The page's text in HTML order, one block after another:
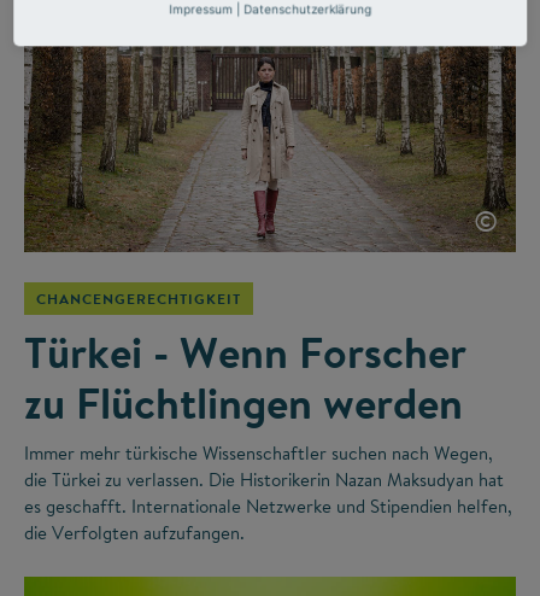
©
CHANCENGERECHTIGKEIT
Türkei - Wenn Forscher
zu Flüchtlingen werden
Immer mehr türkische Wissenschaftler suchen nach Wegen,
die Türkei zu verlassen. Die Historikerin Nazan Maksudyan hat
es geschafft. Internationale Netzwerke und Stipendien helfen,
die Verfolgten aufzufangen.
Impressum Datenschutzerklärung